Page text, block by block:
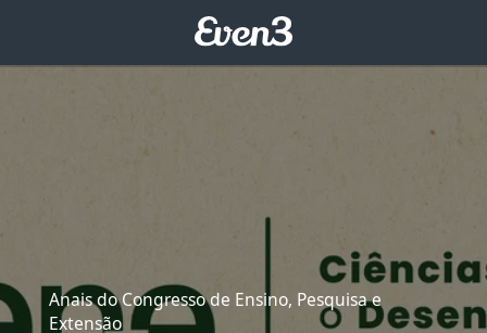
Anais do Congresso de Ensino, Pesquisa e
Extensão